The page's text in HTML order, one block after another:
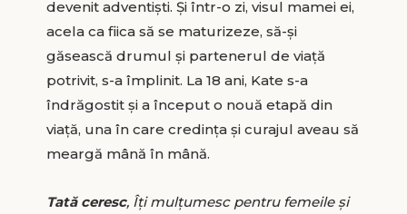
devenit adventiști. Și într-o zi, visul mamei ei,
acela ca fiica să se maturizeze, să-și
găsească drumul și partenerul de viață
potrivit, s-a împlinit. La 18 ani, Kate s-a
îndrăgostit și a început o nouă etapă din
viață, una în care credința și curajul aveau să
meargă mână în mână.
Tată ceresc, Îți mulțumesc pentru femeile și